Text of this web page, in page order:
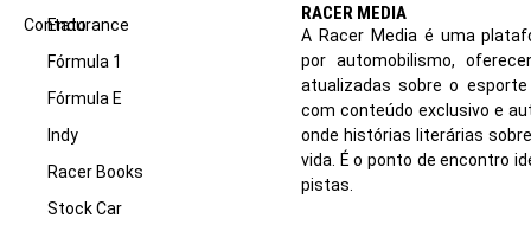
Contato
Endurance
Fórmula 1
Fórmula E
Indy
Racer Books
Stock Car
RACER MEDIA
A Racer Media é uma
por automobilismo,
atualizadas sobre o
com conteúdo exclusivo e
onde histórias literárias
vida. É o ponto de encontro
pistas.